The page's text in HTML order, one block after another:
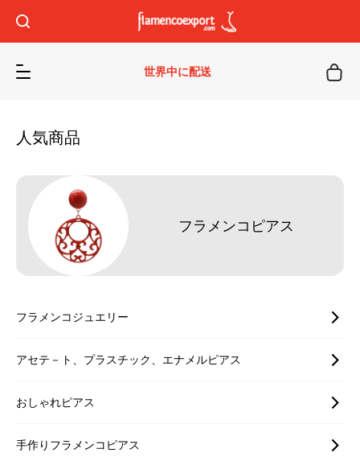
世界中に配送
人気商品
フラメンコピアス
フラメンコジュエリー
アセテ－ト、プラスチック、エナメルピアス
おしゃれピアス
手作りフラメンコピアス